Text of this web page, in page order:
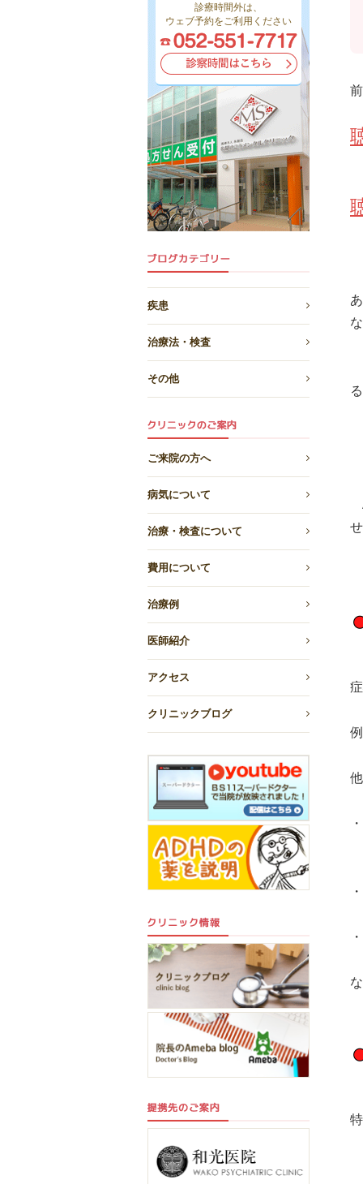
診療時間外は、
ウェブ予約をご利用ください
疾患
治療法・検査
その他
ご来院の方へ
病気について
治療・検査について
費用について
治療例
医師紹介
アクセス
クリニックブログ